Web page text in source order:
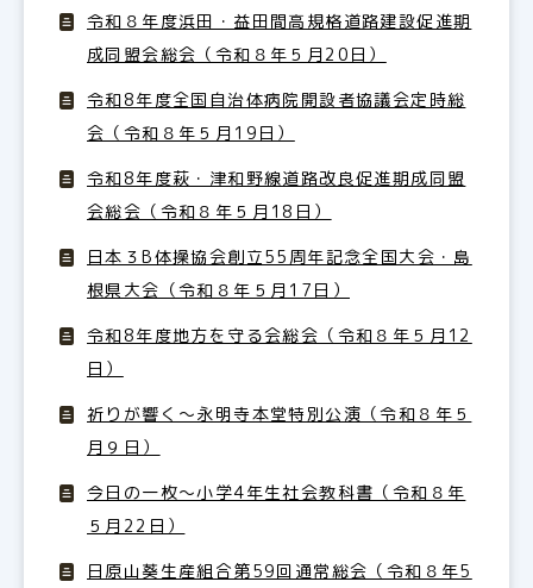
令和８年度浜田・益田間高規格道路建設促進期
成同盟会総会（令和８年５月20日）
令和8年度全国自治体病院開設者協議会定時総
会（令和８年５月19日）
令和8年度萩・津和野線道路改良促進期成同盟
会総会（令和８年５月18日）
日本３B体操協会創立55周年記念全国大会・島
根県大会（令和８年５月17日）
令和8年度地方を守る会総会（令和８年５月12
日）
祈りが響く～永明寺本堂特別公演（令和８年５
月９日）
今日の一枚～小学4年生社会教科書（令和８年
５月22日）
日原山葵生産組合第59回通常総会（令和８年5